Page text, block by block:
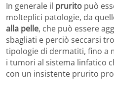
In generale il prurito può
molteplici patologie, da
alla pelle, che può essere
sbagliati e perciò seccarsi
tipologie di dermatiti, fino a
i tumori al sistema linfatico
con un insistente prurito